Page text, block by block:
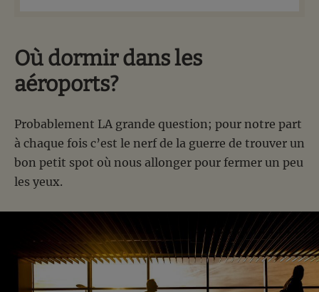
Où dormir dans les
aéroports?
Probablement LA grande question; pour notre part
à chaque fois c’est le nerf de la guerre de trouver un
bon petit spot où nous allonger pour fermer un peu
les yeux.